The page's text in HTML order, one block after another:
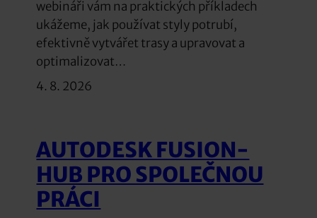
webináři vám na praktických příkladech
ukážeme, jak používat styly potrubí,
efektivně vytvářet trasy a upravovat a
optimalizovat…
4. 8. 2026
AUTODESK FUSION-
HUB PRO SPOLEČNOU
PRÁCI